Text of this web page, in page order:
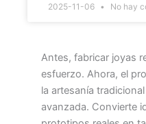
2025-11-06 No hay
Antes, fabricar joyas
esfuerzo. Ahora, el
la artesanía
avanzada. Convierte